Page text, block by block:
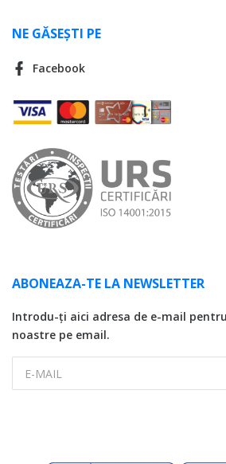
NE GĂSEȘTI PE
Facebook
ABONEAZA-TE LA NEWSLETTER
Introdu-ți aici adresa de e-mail
noastre pe email.